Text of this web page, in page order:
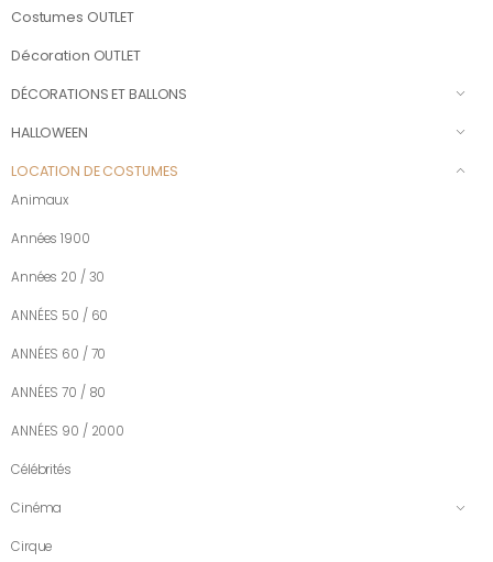
Costumes OUTLET
Décoration OUTLET
DÉCORATIONS ET BALLONS
HALLOWEEN
LOCATION DE COSTUMES
Animaux
Années 1900
Années 20 / 30
ANNÉES 50 / 60
ANNÉES 60 / 70
ANNÉES 70 / 80
ANNÉES 90 / 2000
Célébrités
Cinéma
Cirque